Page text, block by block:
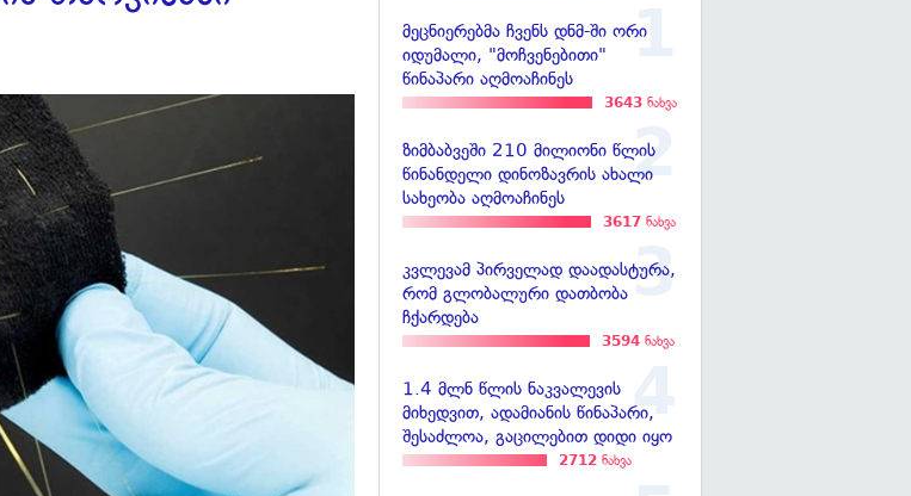
მეცნიერებმა ჩვენს დნმ-ში ორი
იდუმალი, "მოჩვენებითი"
წინაპარი აღმოაჩინეს
3643 ნახვა
ზიმბაბვეში 210 მილიონი წლის
წინანდელი დინოზავრის ახალი
სახეობა აღმოაჩინეს
3617 ნახვა
კვლევამ პირველად დაადასტურა,
რომ გლობალური დათბობა
ჩქარდება
3594 ნახვა
1.4 მლნ წლის ნაკვალევის
მიხედვით, ადამიანის წინაპარი,
შესაძლოა, გაცილებით დიდი იყო
2712 ნახვა